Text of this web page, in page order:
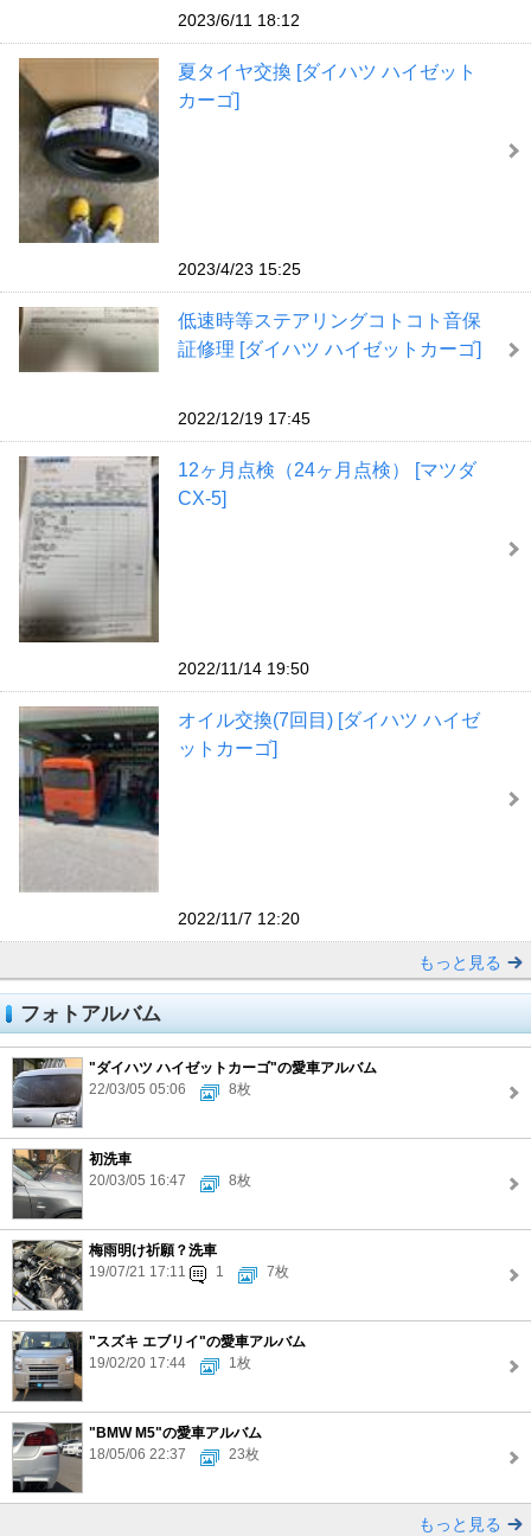
2023/6/11 18:12
夏タイヤ交換 [ダイハツ ハイゼット
カーゴ]
2023/4/23 15:25
低速時等ステアリングコトコト音保
証修理 [ダイハツ ハイゼットカーゴ]
2022/12/19 17:45
12ヶ月点検（24ヶ月点検） [マツダ
CX-5]
2022/11/14 19:50
オイル交換(7回目) [ダイハツ ハイゼ
ットカーゴ]
2022/11/7 12:20
もっと見る
フォトアルバム
"ダイハツ ハイゼットカーゴ"の愛車アルバム
22/03/05 05:06
8枚
初洗車
20/03/05 16:47
8枚
梅雨明け祈願？洗車
19/07/21 17:11
1 7枚
"スズキ エブリイ"の愛車アルバム
19/02/20 17:44
1枚
"BMW M5"の愛車アルバム
18/05/06 22:37
23枚
もっと見る